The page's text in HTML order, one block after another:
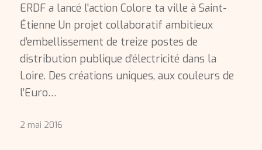
ERDF a lancé l'action Colore ta ville à Saint-
Étienne Un projet collaboratif ambitieux
d’embellissement de treize postes de
distribution publique d’électricité dans la
Loire. Des créations uniques, aux couleurs de
l’Euro…
2 mai 2016